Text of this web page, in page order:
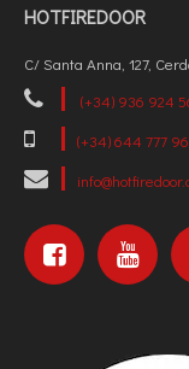
HOTFIREDOOR
C/ Santa Anna, 127,
(+34) 936 924
(+34) 644 777